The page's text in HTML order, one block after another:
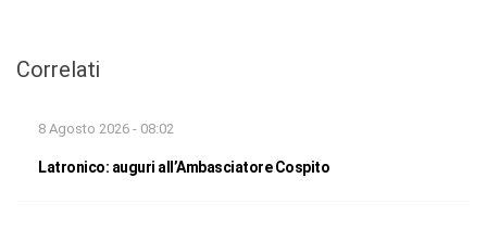
Correlati
8 Agosto 2026 - 08:02
Latronico: auguri all’Ambasciatore Cospito